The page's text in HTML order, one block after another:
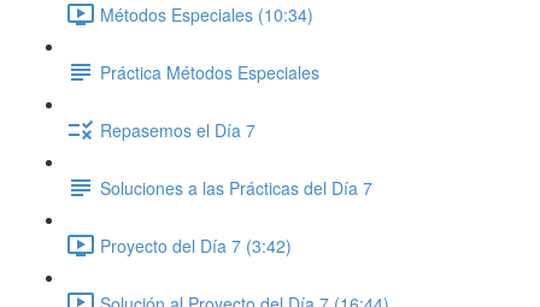
Métodos Especiales (10:34)
Práctica Métodos Especiales
Repasemos el Día 7
Soluciones a las Prácticas del Día 7
Proyecto del Día 7 (3:42)